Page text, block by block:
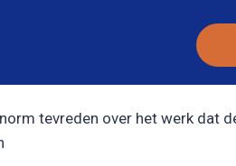
tevreden over het werk dat